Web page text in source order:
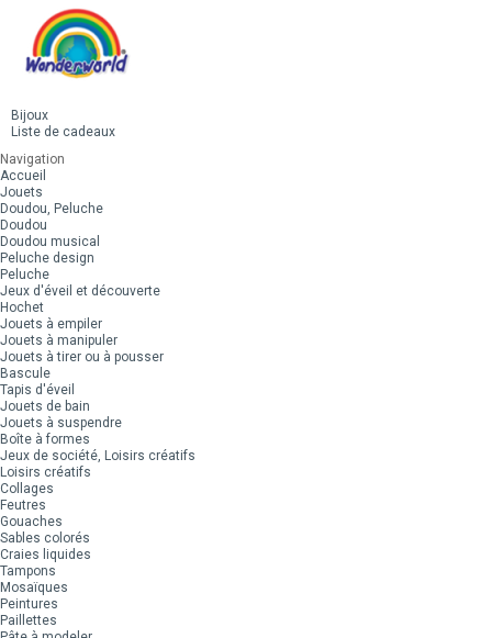
Bijoux
Liste de cadeaux
Navigation
Accueil
Jouets
Doudou, Peluche
Doudou
Doudou musical
Peluche design
Peluche
Jeux d'éveil et découverte
Hochet
Jouets à empiler
Jouets à manipuler
Jouets à tirer ou à pousser
Bascule
Tapis d'éveil
Jouets de bain
Jouets à suspendre
Boîte à formes
Jeux de société, Loisirs créatifs
Loisirs créatifs
Collages
Feutres
Gouaches
Sables colorés
Craies liquides
Tampons
Mosaïques
Peintures
Paillettes